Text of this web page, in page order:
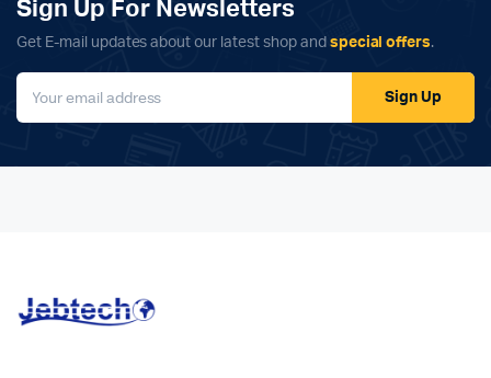
Sign Up For Newsletters
Get E-mail updates about our latest shop and special offers.
Sign Up